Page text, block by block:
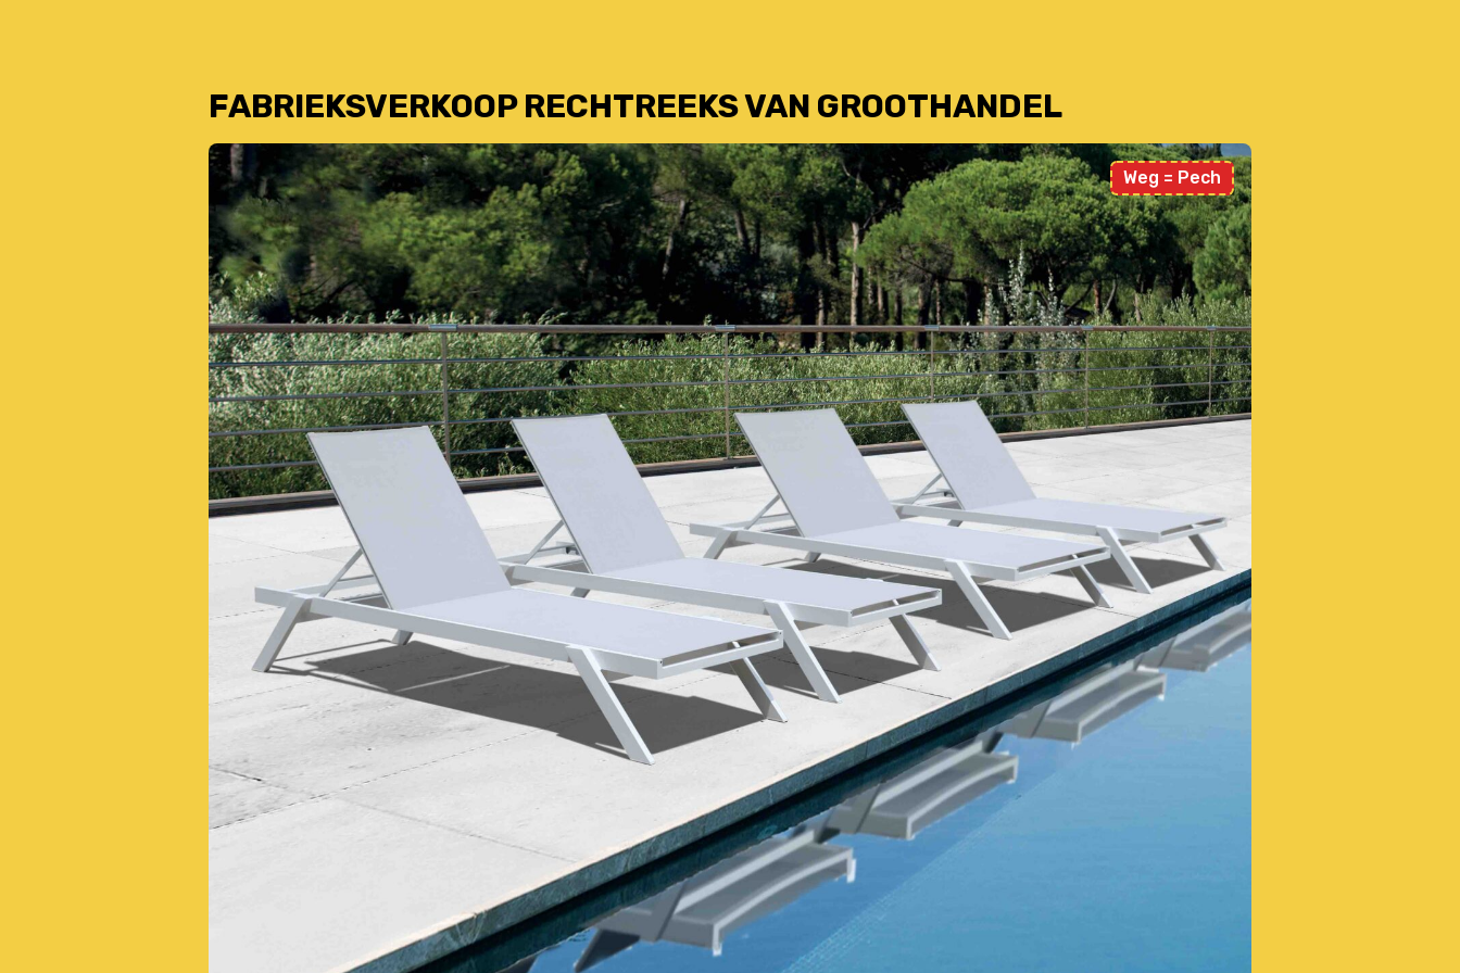
FABRIEKSVERKOOP RECHTREEKS VAN GROOTHANDEL
Weg = Pech